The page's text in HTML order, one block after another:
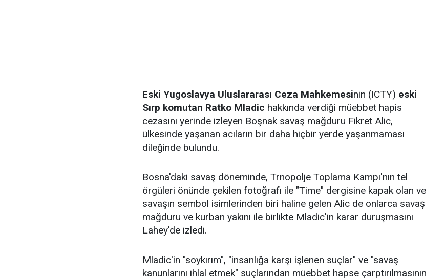
Eski Yugoslavya Uluslararası Ceza Mahkemesinin (ICTY) eski
Sırp komutan Ratko Mladic hakkında verdiği müebbet hapis
cezasını yerinde izleyen Boşnak savaş mağduru Fikret Alic,
ülkesinde yaşanan acıların bir daha hiçbir yerde yaşanmaması
dileğinde bulundu.
Bosna'daki savaş döneminde, Trnopolje Toplama Kampı'nın tel
örgüleri önünde çekilen fotoğrafı ile "Time" dergisine kapak olan ve
savaşın sembol isimlerinden biri haline gelen Alic de onlarca savaş
mağduru ve kurban yakını ile birlikte Mladic'in karar duruşmasını
Lahey'de izledi.
Mladic'in "soykırım", "insanlığa karşı işlenen suçlar" ve "savaş
kanunlarını ihlal etmek" suçlarından müebbet hapse çarptırılmasının